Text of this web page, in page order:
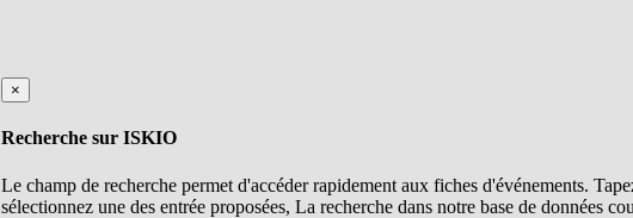
×
Recherche sur ISKIO
Le champ de recherche permet d'accéder rapidement aux fiches d'événements.
sélectionnez une des entrée proposées, La recherche dans notre base de données